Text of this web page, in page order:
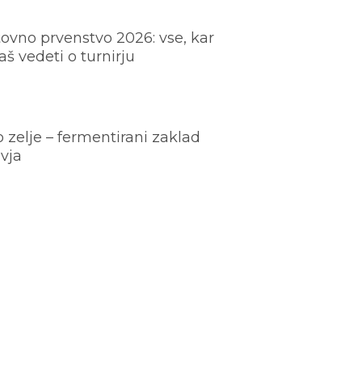
prvenstvo 2026: vse, kar
vedeti o turnirju
zelje – fermentirani zaklad